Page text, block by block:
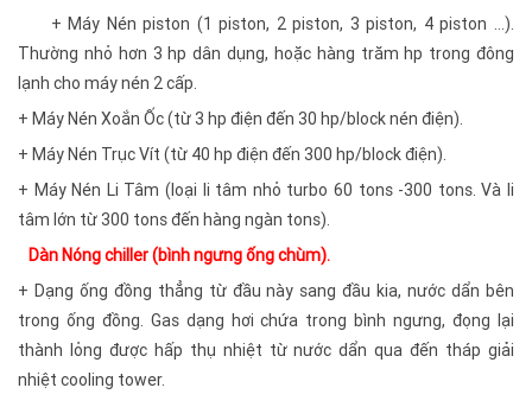
+ Máy Nén piston (1 piston, 2 piston, 3 piston, 4 piston …).
Thường nhỏ hơn 3 hp dân dụng, hoặc hàng trăm hp trong đông
lạnh cho máy nén 2 cấp.
+ Máy Nén Xoắn Ốc (từ 3 hp điện đến 30 hp/block nén điện).
+ Máy Nén Trục Vít (từ 40 hp điện đến 300 hp/block điện).
+ Máy Nén Li Tâm (loại li tâm nhỏ turbo 60 tons -300 tons. Và li
tâm lớn từ 300 tons đến hàng ngàn tons).
Dàn Nóng chiller(bình ngưng ống chùm).
+ Dạng ống đồng thẳng từ đầu này sang đầu kia, nước dẩn bên
trong ống đồng. Gas dạng hơi chứa trong bình ngưng, đọng lại
thành lỏng được hấp thụ nhiệt từ nước dẩn qua đến tháp giải
nhiệt cooling tower.